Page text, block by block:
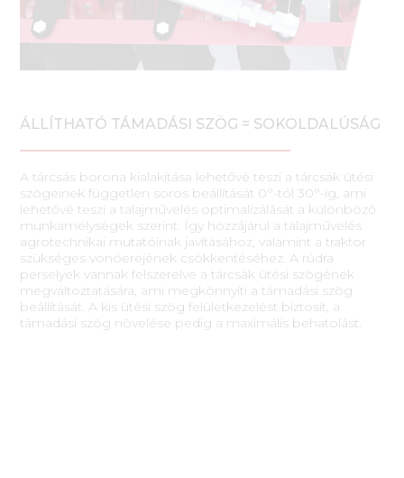
ÁLLÍTHATÓ TÁMADÁSI SZÖG = SOKOLDALÚSÁG
A tárcsás borona kialakítása lehetővé teszi a tárcsák ütési
szögeinek független soros beállítását 0°-tól 30°-ig, ami
lehetővé teszi a talajművelés optimalizálását a különböző
munkamélységek szerint. Így hozzájárul a talajművelés
agrotechnikai mutatóinak javításához, valamint a traktor
szükséges vonóerejének csökkentéséhez. A rúdra
perselyek vannak felszerelve a tárcsák ütési szögének
megváltoztatására, ami megkönnyíti a támadási szög
beállítását. A kis ütési szög felületkezelést biztosít, a
támadási szög növelése pedig a maximális behatolást.